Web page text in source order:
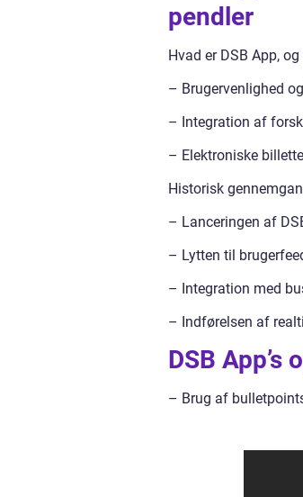
pendler
Hvad er DSB App,
– Brugervenlighed
– Integration af
– Elektroniske
Historisk
– Lanceringen af
– Lytten til
– Integration med
– Indførelsen af
DSB
– Brug af